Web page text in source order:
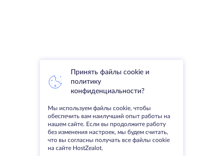
Принять файлы cookie и
политику
конфиденциальности?
Мы используем файлы cookie, чтобы
обеспечить вам наилучший опыт работы на
нашем сайте. Если вы продолжите работу
без изменения настроек, мы будем считать,
что вы согласны получать все файлы cookie
на сайте HostZealot.